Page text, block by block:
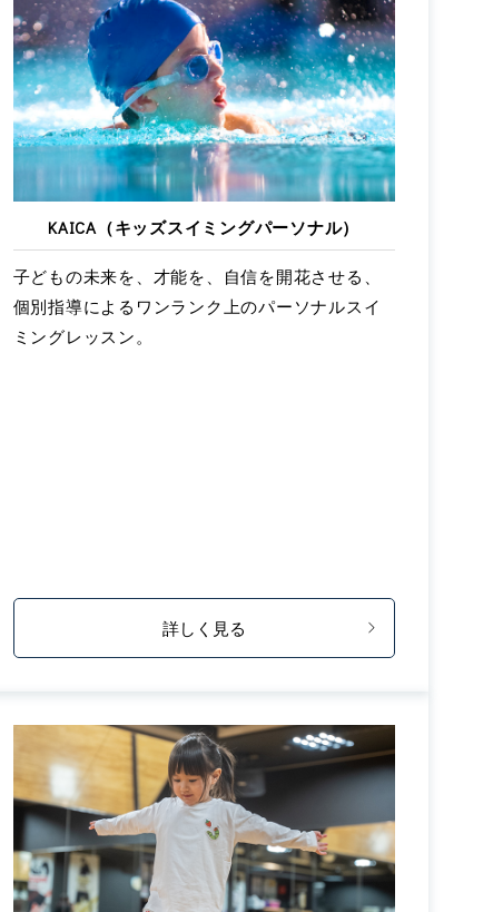
KAICA（キッズスイミングパーソナル）
子どもの未来を、才能を、自信を開花させる、
個別指導によるワンランク上のパーソナルスイ
ミングレッスン。
詳しく見る